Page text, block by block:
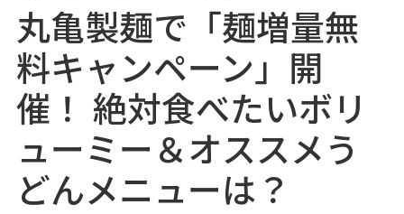
丸亀製麺で「麺増量無
料キャンペーン」開
催！ 絶対食べたいボリ
ューミー＆オススメう
どんメニューは？